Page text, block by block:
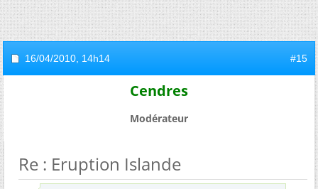
16/04/2010, 14h14 #15
Cendres
Modérateur
Re : Eruption Islande